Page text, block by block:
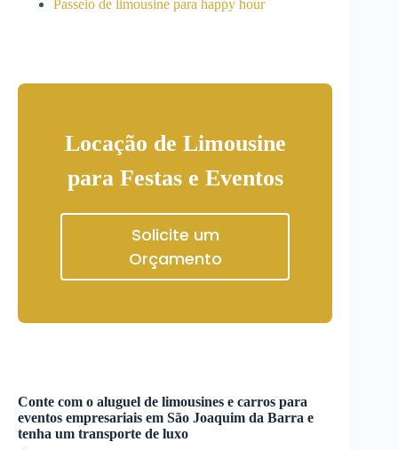
Passeio de limousine para happy hour
Locação de Limousine
para Festas e Eventos
Solicite um
Orçamento
Conte com o aluguel de limousines e carros para
eventos empresariais em São Joaquim da Barra e
tenha um transporte de luxo